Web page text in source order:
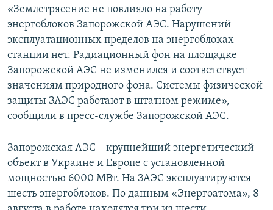
ПРОПАВШИЕ БЕЗ ВЕСТИ
ПОБЕДИТЕЛЕЙ НЕ СУДЯТ?
КРЫМ.НЕПОКОРЕННЫЙ
УКРАИНСКАЯ ПРОБЛЕМА КРЫМА
Все сайты RFE/RL
«Землетрясение не повлияло на работу
энергоблоков Запорожской АЭС. Нарушений
эксплуатационных пределов на энергоблоках
станции нет. Радиационный фон на площадке
Запорожской АЭС не изменился и соответствует
значениям природного фона. Системы физической
защиты ЗАЭС работают в штатном режиме», –
сообщили в пресс-службе Запорожской АЭС.
Запорожская АЭС – крупнейший энергетический
объект в Украине и Европе с установленной
мощностью 6000 МВт. На ЗАЭС эксплуатируются
шесть энергоблоков. По данным «Энергоатома», 8